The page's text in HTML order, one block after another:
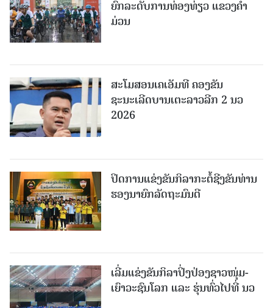
ຍົກລະດັບການທ່ອງທ່ຽວ ແຂວງຄໍາ
ມ່ວນ
ສະໂມສອນເຄເອັມທີ ຄອງຂັນ
ຊະນະເລີດບານເຕະລາວລີກ 2 ນວ
2026
ປິດການແຂ່ງຂັນກິລາກະຕໍ້ຊີງຂັນທ່ານ
ຮອງນາຍົກລັດຖະມົນຕີ
ເລີ່ມແຂ່ງຂັນກິລາປິ່ງປ່ອງຊາວໜຸ່ມ-
ເຍົາວະຊົນໂລກ ແລະ ຮຸ່ນທົ່ວໄປທີ່ ນວ